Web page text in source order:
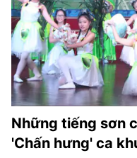
Những tiếng sơn
'Chấn hưng' ca